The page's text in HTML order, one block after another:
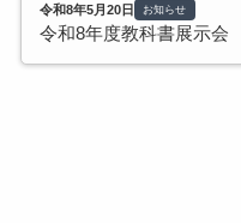
令和8年5月20日 お知らせ
令和8年度教科書展示会